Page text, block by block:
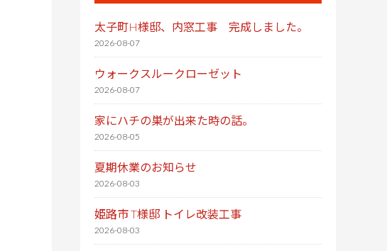
太子町H様邸、内窓工事 完成しました。
2026-08-07
ウォークスルークローゼット
2026-08-07
家にハチの巣が出来た時の話。
2026-08-05
夏期休業のお知らせ
2026-08-03
姫路市 T様邸 トイレ改装工事
2026-08-03